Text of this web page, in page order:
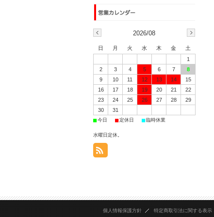
2026/08
日 月 火 水 木 金
土
1
2
3 4 5 6 7
8
9
10 11 12 13 14
15
16
17 18 19 20 21
22
23
24 25 26 27 28
29
30
31
■今日 ■定休日 ■臨時休業
水曜日定休。
個人情報保護方針 特定商取引法に関する表示